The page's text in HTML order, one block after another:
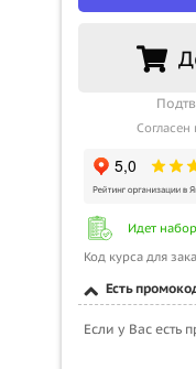
Идет
Код курса для
Есть
Если у Вас есть